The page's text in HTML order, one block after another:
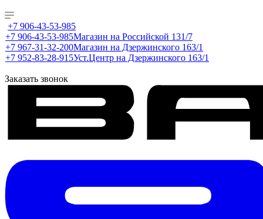
+7 906-43-53-985
+7 906-43-53-985Магазин на Российской 131/7
+7 967-31-32-200Магазин на Дзержинского 163/1
+7 952-83-28-915Уст.Центр на Дзержинского 163/1
Заказать звонок